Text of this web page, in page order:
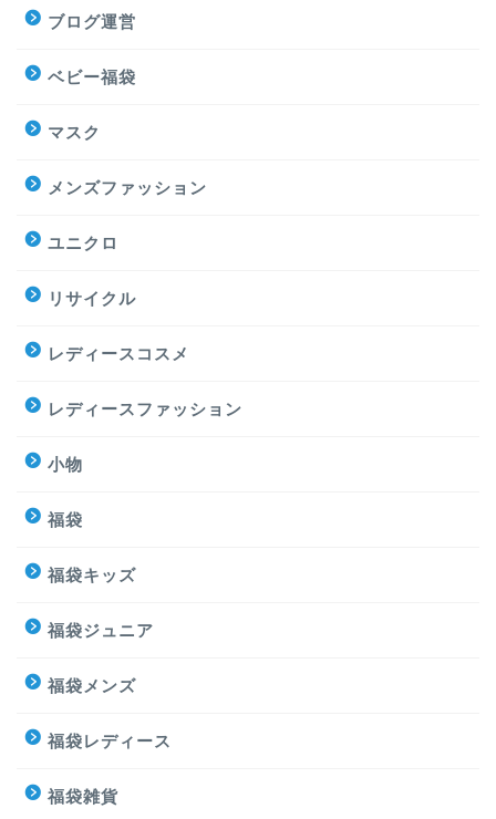
ブログ運営
ベビー福袋
マスク
メンズファッション
ユニクロ
リサイクル
レディースコスメ
レディースファッション
小物
福袋
福袋キッズ
福袋ジュニア
福袋メンズ
福袋レディース
福袋雑貨